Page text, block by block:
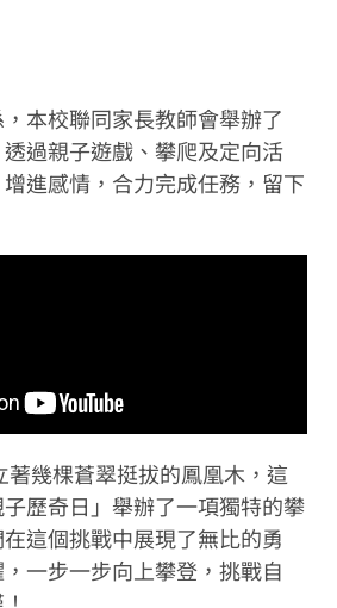
本校聯同家長教師會舉辦了
透過親子遊戲、攀爬及定向活
進感情，合力完成任務，留下
著幾棵蒼翠挺拔的鳳凰木，這
歷奇日」舉辦了一項獨特的攀
這個挑戰中展現了無比的勇
一步一步向上攀登，挑戰自